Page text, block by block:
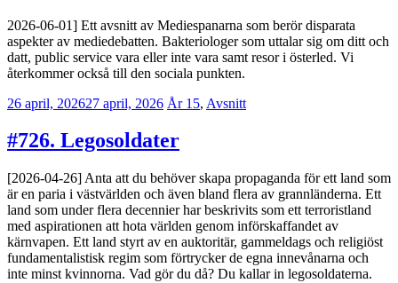
2026-06-01] Ett avsnitt av Mediespanarna som berör disparata
aspekter av mediedebatten. Bakteriologer som uttalar sig om ditt och
datt, public service vara eller inte vara samt resor i österled. Vi
återkommer också till den sociala punkten.
26 april, 202627 april, 2026 Jesper
År 15, Avsnitt
#726. Legosoldater
[2026-04-26] Anta att du behöver skapa propaganda för ett land som
är en paria i västvärlden och även bland flera av grannländerna. Ett
land som under flera decennier har beskrivits som ett terroristland
med aspirationen att hota världen genom införskaffandet av
kärnvapen. Ett land styrt av en auktoritär, gammeldags och religiöst
fundamentalistisk regim som förtrycker de egna innevånarna och
inte minst kvinnorna. Vad gör du då? Du kallar in legosoldaterna.